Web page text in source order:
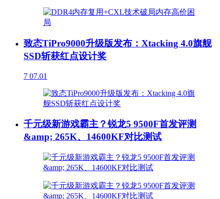
致态TiPro9000升级版发布：Xtacking 4.0旗舰
SSD斩获红点设计奖
7 07.01
千元级新游戏霸主？锐龙5 9500F首发评测
&amp; 265K、14600KF对比测试